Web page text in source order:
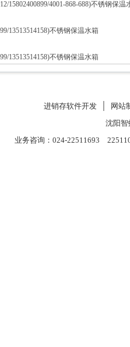
15802400899/4001-868-688)不锈钢保温
13513514158)不锈钢保温水箱
13513514158)不锈钢保温水箱
进销存软件开发│
网站
沈阳
业务咨询：024-22511693